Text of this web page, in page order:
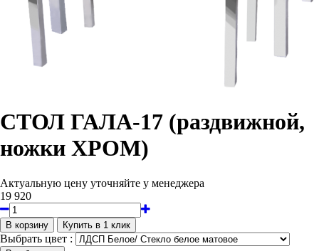
СТОЛ ГАЛА-17 (раздвижной,
ножки ХРОМ)
Актуальную цену уточняйте у менеджера
19 920
Выбрать цвет :